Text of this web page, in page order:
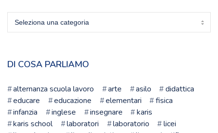
Scegli
DI COSA PARLIAMO
alternanza scuola lavoro arte asilo
didattica
educare
educazione elementari
fisica
infanzia
inglese insegnare
karis
karis school
laboratori laboratorio
licei